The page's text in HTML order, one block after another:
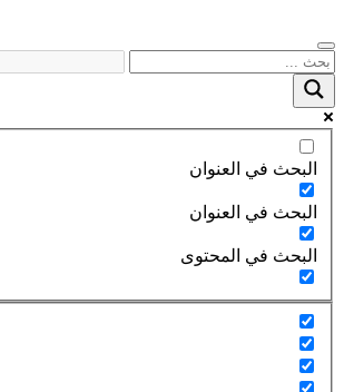
البحث في العنوان
البحث في العنوان
البحث في المحتوى